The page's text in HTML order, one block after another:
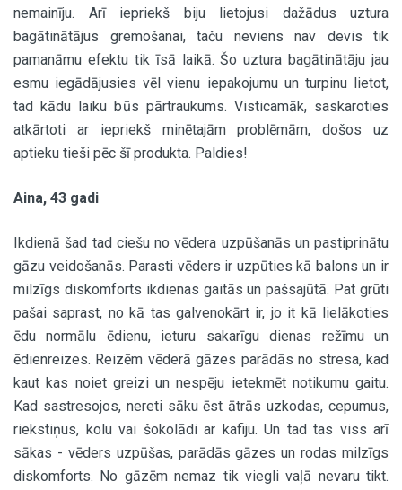
nemainīju. Arī iepriekš biju lietojusi dažādus uztura
bagātinātājus gremošanai, taču neviens nav devis tik
pamanāmu efektu tik īsā laikā. Šo uztura bagātinātāju jau
esmu iegādājusies vēl vienu iepakojumu un turpinu lietot,
tad kādu laiku būs pārtraukums. Visticamāk, saskaroties
atkārtoti ar iepriekš minētajām problēmām, došos uz
aptieku tieši pēc šī produkta. Paldies!
Aina, 43 gadi
Ikdienā šad tad ciešu no vēdera uzpūšanās un pastiprinātu
gāzu veidošanās. Parasti vēders ir uzpūties kā balons un ir
milzīgs diskomforts ikdienas gaitās un pašsajūtā. Pat grūti
pašai saprast, no kā tas galvenokārt ir, jo it kā lielākoties
ēdu normālu ēdienu, ieturu sakarīgu dienas režīmu un
ēdienreizes. Reizēm vēderā gāzes parādās no stresa, kad
kaut kas noiet greizi un nespēju ietekmēt notikumu gaitu.
Kad sastresojos, nereti sāku ēst ātrās uzkodas, cepumus,
riekstiņus, kolu vai šokolādi ar kafiju. Un tad tas viss arī
sākas - vēders uzpūšas, parādās gāzes un rodas milzīgs
diskomforts. No gāzēm nemaz tik viegli vaļā nevaru tikt.